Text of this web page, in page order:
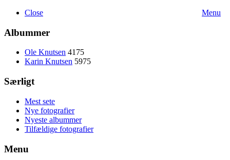
Menu
Close
Albummer
Ole Knutsen 4175
Karin Knutsen 5975
Særligt
Mest sete
Nye fotografier
Nyeste albummer
Tilfældige fotografier
Menu